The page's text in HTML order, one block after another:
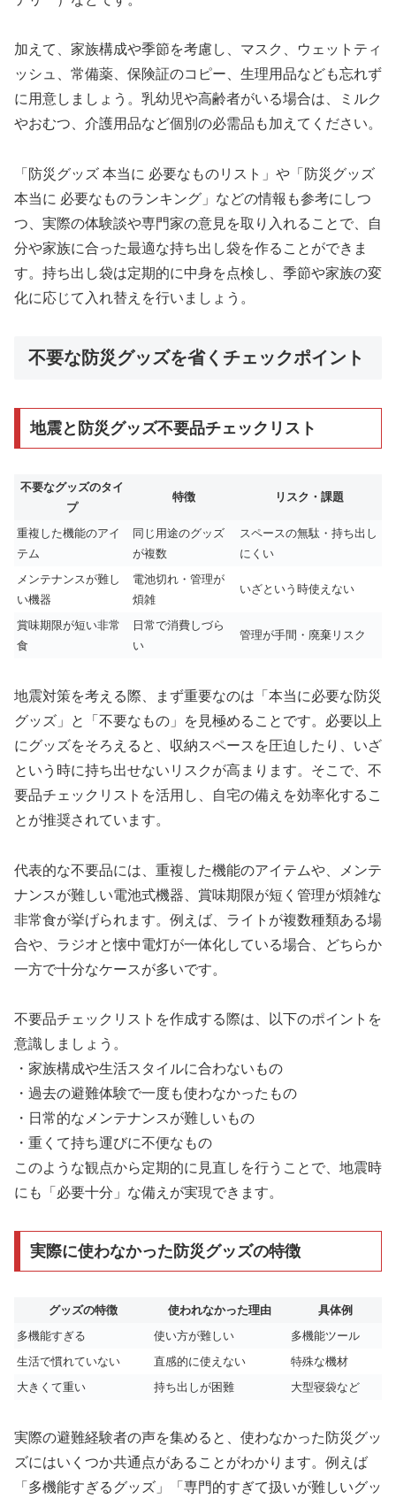
加えて、家族構成や季節を考慮し、マスク、ウェットティ
ッシュ、常備薬、保険証のコピー、生理用品なども忘れず
に用意しましょう。乳幼児や高齢者がいる場合は、ミルク
やおむつ、介護用品など個別の必需品も加えてください。
「防災グッズ 本当に 必要なものリスト」や「防災グッズ
本当に 必要なものランキング」などの情報も参考にしつ
つ、実際の体験談や専門家の意見を取り入れることで、自
分や家族に合った最適な持ち出し袋を作ることができま
す。持ち出し袋は定期的に中身を点検し、季節や家族の変
化に応じて入れ替えを行いましょう。
不要な防災グッズを省くチェックポイント
地震と防災グッズ不要品チェックリスト
不要なグッズのタイ
プ
特徴 リスク・課題
重複した機能のアイ
テム
同じ用途のグッズ
が複数
スペースの無駄・持ち出し
にくい
メンテナンスが難し
い機器
電池切れ・管理が
煩雑
いざという時使えない
賞味期限が短い非常
食
日常で消費しづら
い
管理が手間・廃棄リスク
地震対策を考える際、まず重要なのは「本当に必要な防災
グッズ」と「不要なもの」を見極めることです。必要以上
にグッズをそろえると、収納スペースを圧迫したり、いざ
という時に持ち出せないリスクが高まります。そこで、不
要品チェックリストを活用し、自宅の備えを効率化するこ
とが推奨されています。
代表的な不要品には、重複した機能のアイテムや、メンテ
ナンスが難しい電池式機器、賞味期限が短く管理が煩雑な
非常食が挙げられます。例えば、ライトが複数種類ある場
合や、ラジオと懐中電灯が一体化している場合、どちらか
一方で十分なケースが多いです。
不要品チェックリストを作成する際は、以下のポイントを
意識しましょう。
・家族構成や生活スタイルに合わないもの
・過去の避難体験で一度も使わなかったもの
・日常的なメンテナンスが難しいもの
・重くて持ち運びに不便なもの
このような観点から定期的に見直しを行うことで、地震時
にも「必要十分」な備えが実現できます。
実際に使わなかった防災グッズの特徴
グッズの特徴 使われなかった理由
具体例
多機能すぎる
使い方が難しい
多機能ツール
生活で慣れていない
直感的に使えない
特殊な機材
大きくて重い
持ち出しが困難 大型寝袋など
実際の避難経験者の声を集めると、使わなかった防災グッ
ズにはいくつか共通点があることがわかります。例えば
「多機能すぎるグッズ」「専門的すぎて扱いが難しいグッ